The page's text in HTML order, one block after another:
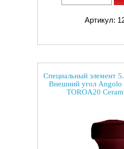
Артикул:
Специальный элемент
Внешний угол Angolo
TOROA20